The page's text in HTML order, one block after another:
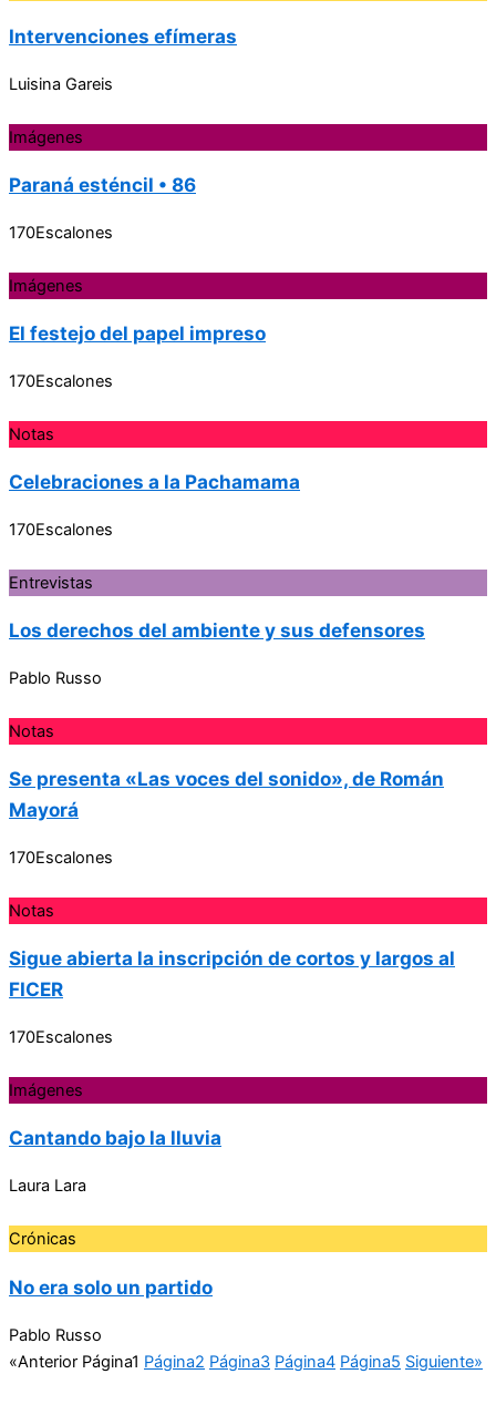
Intervenciones efímeras
Luisina Gareis
Imágenes
Paraná esténcil • 86
170Escalones
Imágenes
El festejo del papel impreso
170Escalones
Notas
Celebraciones a la Pachamama
170Escalones
Entrevistas
Los derechos del ambiente y sus defensores
Pablo Russo
Notas
Se presenta «Las voces del sonido», de Román
Mayorá
170Escalones
Notas
Sigue abierta la inscripción de cortos y largos al
FICER
170Escalones
Imágenes
Cantando bajo la lluvia
Laura Lara
Crónicas
No era solo un partido
Pablo Russo
«Anterior Página1 Página2 Página3 Página4 Página5 Siguiente»